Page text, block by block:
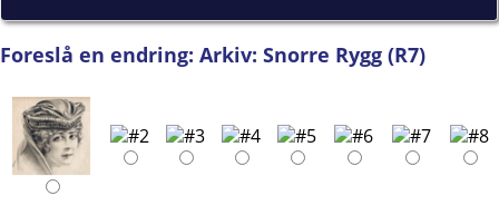
Foreslå en endring: Arkiv: Snorre Rygg (R7)